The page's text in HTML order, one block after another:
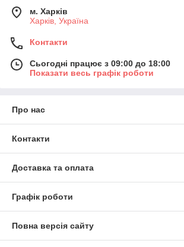
м. Харків
Харків, Україна
Контакти
Сьогодні працює з 09:00 до 18:00
Показати весь графік роботи
Про нас
Контакти
Доставка та оплата
Графік роботи
Повна версія сайту